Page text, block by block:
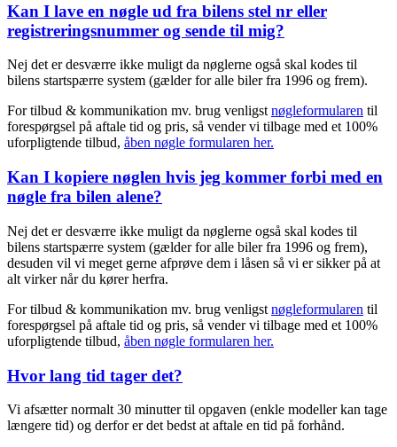
Kan I lave en nøgle ud fra bilens stel nr eller
registreringsnummer og sende til mig?
Nej det er desværre ikke muligt da nøglerne også skal kodes til
bilens startspærre system (gælder for alle biler fra 1996 og frem).
For tilbud & kommunikation mv. brug venligstnøgleformularen til
forespørgsel på aftale tid og pris, så vender vi tilbage med et 100%
uforpligtende tilbud, åben nøgle formularen her.
Kan I kopiere nøglen hvis jeg kommer forbi med en
nøgle fra bilen alene?
Nej det er desværre ikke muligt da nøglerne også skal kodes til
bilens startspærre system (gælder for alle biler fra 1996 og frem),
desuden vil vi meget gerne afprøve dem i låsen så vi er sikker på at
alt virker når du kører herfra.
For tilbud & kommunikation mv. brug venligst nøgleformularen til
forespørgsel på aftale tid og pris, så vender vi tilbage med et 100%
uforpligtende tilbud, åben nøgle formularen her.
Hvor lang tid tager det?
Vi afsætter normalt 30 minutter til opgaven (enkle modeller kan tage
længere tid) og derfor er det bedst at aftale en tid på forhånd.